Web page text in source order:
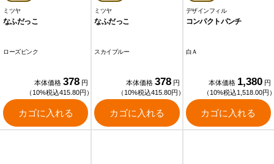
ミツヤ
なふだっこ
ローズピンク
本体価格 378 円
（10%税込415.80円）
カゴに入れる
ミツヤ
なふだっこ
スカイブルー
本体価格 378 円
（10%税込415.80円）
カゴに入れる
デザインフィル
コンパクトパンチ
白Ａ
本体価格 1,380 円
（10%税込1,518.00円
カゴに入れる